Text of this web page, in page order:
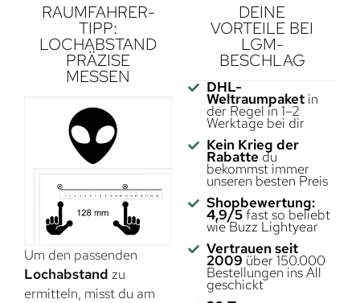
RAUMFAHRER-
TIPP:
LOCHABSTAND
PRÄZISE
MESSEN
Um den passenden
Lochabstand zu
ermitteln, misst du am
DEINE
VORTEILE BEI
LGM-
BESCHLAG
DHL-
Weltraumpaketin
der Regel in 1–2
Werktage bei dir
Kein Krieg der
Rabattedu
bekommst immer
unseren besten Preis
Shopbewertung:
4,9/5fast so beliebt
wie Buzz Lightyear
Vertrauen seit
2009über 150.000
Bestellungen ins All
geschickt